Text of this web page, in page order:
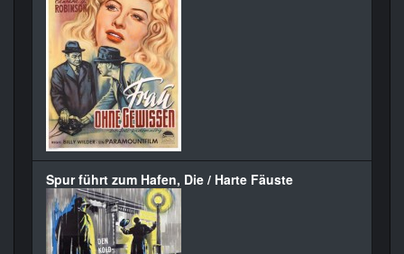
Spur führt zum Hafen, Die / Harte Fäuste